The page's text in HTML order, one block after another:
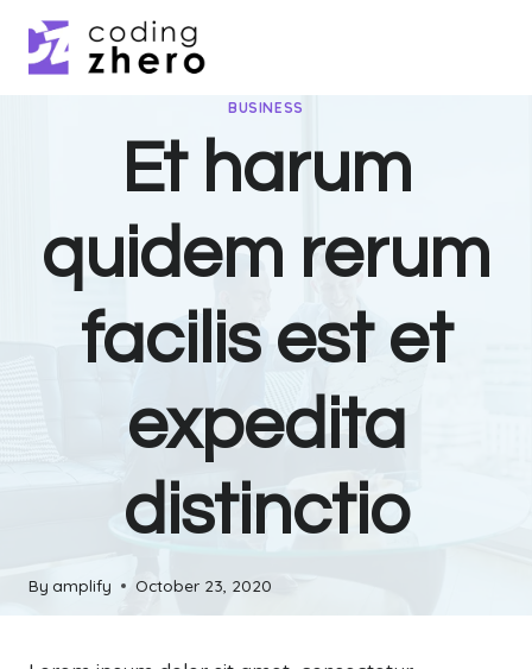
BUSINESS
Et harum
quidem rerum
facilis est et
expedita
distinctio
By amplify October 23, 2020